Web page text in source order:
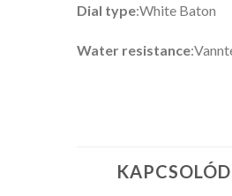
Dial type:White Baton
Water resistance